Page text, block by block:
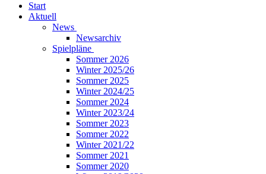
Start
Aktuell
News
Newsarchiv
Spielpläne
Sommer 2026
Winter 2025/26
Sommer 2025
Winter 2024/25
Sommer 2024
Winter 2023/24
Sommer 2023
Sommer 2022
Winter 2021/22
Sommer 2021
Sommer 2020